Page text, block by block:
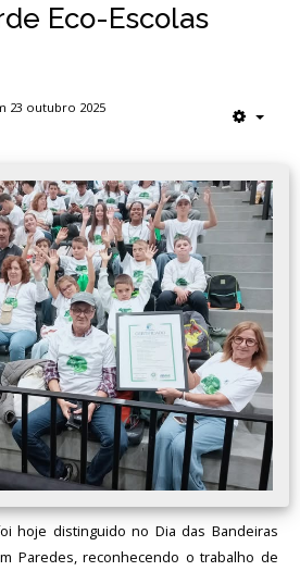
Eco-Escolas
23 outubro 2025
hoje distinguido no Dia das Bandeiras
Paredes, reconhecendo o trabalho de